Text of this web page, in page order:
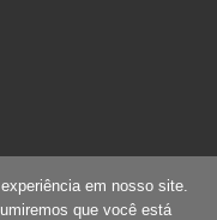
em nosso site.
que você está